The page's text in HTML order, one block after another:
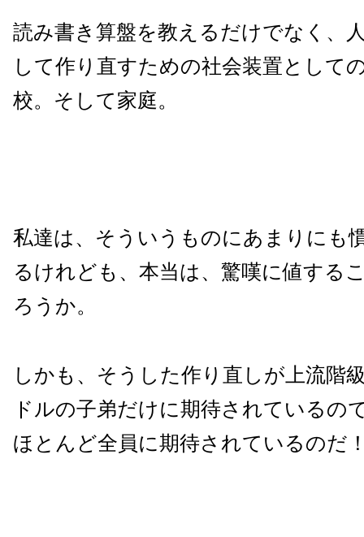
読み書き算盤を教えるだけでなく、
して作り直すための社会装置として
校。そして家庭。
私達は、そういうものにあまりにも
るけれども、本当は、驚嘆に値する
ろうか。
しかも、そうした作り直しが上流階
ドルの子弟だけに期待されているの
ほとんど全員に期待されているのだ